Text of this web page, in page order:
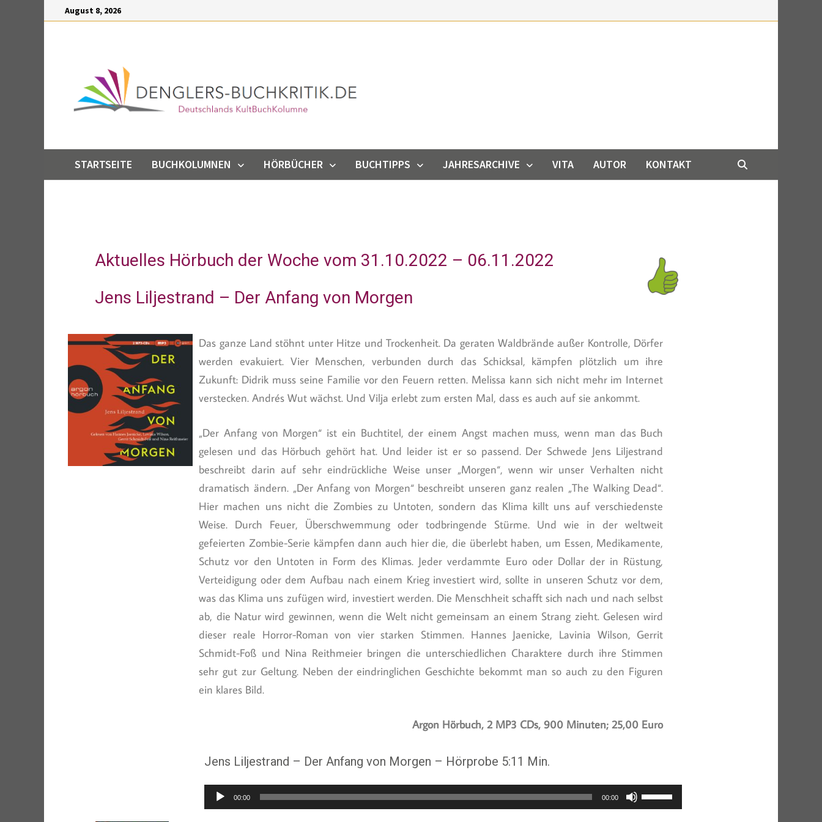
August 8, 2026
STARTSEITE BUCHKOLUMNEN HÖRBÜCHER BUCHTIPPS JAHRESARCHIVE VITA AUTOR KONTAKT
Aktuelles Hörbuch der Woche vom 31.10.2022 – 06.11.2022
Jens Liljestrand – Der Anfang von Morgen
Das ganze Land stöhnt unter Hitze und Trockenheit. Da geraten Waldbrände außer Kontrolle, Dörfer
werden evakuiert. Vier Menschen, verbunden durch das Schicksal, kämpfen plötzlich um ihre
Zukunft: Didrik muss seine Familie vor den Feuern retten. Melissa kann sich nicht mehr im Internet
verstecken. Andrés Wut wächst. Und Vilja erlebt zum ersten Mal, dass es auch auf sie ankommt.
„Der Anfang von Morgen“ ist ein Buchtitel, der einem Angst machen muss, wenn man das Buch
gelesen und das Hörbuch gehört hat. Und leider ist er so passend. Der Schwede Jens Liljestrand
beschreibt darin auf sehr eindrückliche Weise unser „Morgen“, wenn wir unser Verhalten nicht
dramatisch ändern. „Der Anfang von Morgen“ beschreibt unseren ganz realen „The Walking Dead“.
Hier machen uns nicht die Zombies zu Untoten, sondern das Klima killt uns auf verschiedenste
Weise. Durch Feuer, Überschwemmung oder todbringende Stürme. Und wie in der weltweit
gefeierten Zombie-Serie kämpfen dann auch hier die, die überlebt haben, um Essen, Medikamente,
Schutz vor den Untoten in Form des Klimas. Jeder verdammte Euro oder Dollar der in Rüstung,
Verteidigung oder dem Aufbau nach einem Krieg investiert wird, sollte in unseren Schutz vor dem,
was das Klima uns zufügen wird, investiert werden. Die Menschheit schafft sich nach und nach selbst
ab, die Natur wird gewinnen, wenn die Welt nicht gemeinsam an einem Strang zieht. Gelesen wird
dieser reale Horror-Roman von vier starken Stimmen. Hannes Jaenicke, Lavinia Wilson, Gerrit
Schmidt-Foß und Nina Reithmeier bringen die unterschiedlichen Charaktere durch ihre Stimmen
sehr gut zur Geltung. Neben der eindringlichen Geschichte bekommt man so auch zu den Figuren
ein klares Bild.
Argon Hörbuch, 2 MP3 CDs, 900 Minuten; 25,00 Euro
Jens Liljestrand – Der Anfang von Morgen – Hörprobe 5:11 Min.
Audio-
Player
00:00 00:00
Pfeiltasten
Hoch/Runter